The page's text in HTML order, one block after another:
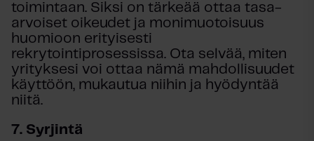
toimintaan. Siksi on tärkeää ottaa tasa-
arvoiset oikeudet ja monimuotoisuus
huomioon erityisesti
rekrytointiprosessissa. Ota selvää, miten
yrityksesi voi ottaa nämä mahdollisuudet
käyttöön, mukautua niihin ja hyödyntää
niitä.
7. Syrjintä